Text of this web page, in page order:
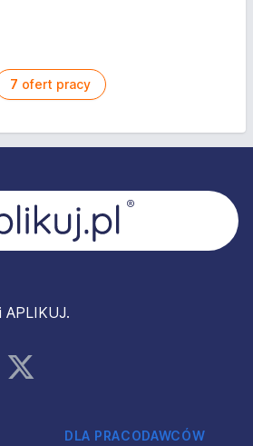
7 ofert pracy
Instagram
DLA PRACODAWCÓW